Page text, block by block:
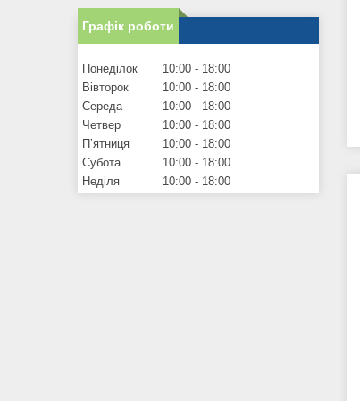
Графік роботи
Понеділок 10:00
18:00
Вівторок
10:00
18:00
Середа
10:00
18:00
Четвер
10:00
18:00
Пʼятниця
10:00
18:00
Субота
10:00
18:00
Неділя
10:00 18:00